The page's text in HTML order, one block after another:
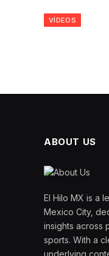
VÍDEOS
ABOUT US
El Hilo MX is a
Mexico City,
insights across
sports. With a
underlying